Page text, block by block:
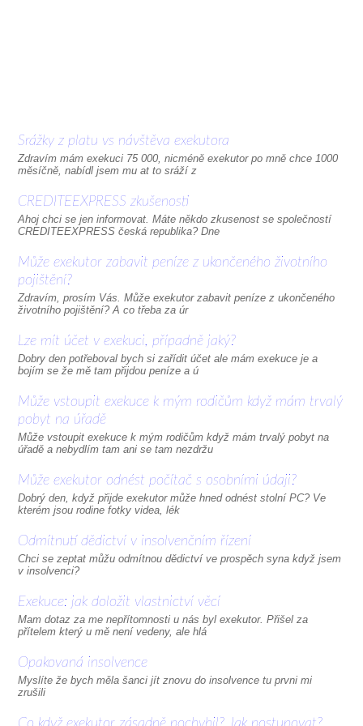
Srážky z platu vs návštěva exekutora
Zdravím mám exekuci 75 000, nicméně exekutor po mně chce 1000
měsíčně, nabídl jsem mu at to sráží z
CREDITEEXPRESS zkušenosti
Ahoj chci se jen informovat. Máte někdo zkusenost se společností
CREDITEEXPRESS česká republika? Dne
Může exekutor zabavit peníze z ukončeného životního
pojištění?
Zdravím, prosím Vás. Může exekutor zabavit peníze z ukončeného
životního pojištění? A co třeba za úr
Lze mít účet v exekuci, případně jaký?
Dobry den potřeboval bych si zařídit účet ale mám exekuce je a
bojím se že mě tam přijdou peníze a ú
Může vstoupit exekuce k mým rodičům když mám trvalý
pobyt na úřadě
Může vstoupit exekuce k mým rodičům když mám trvalý pobyt na
úřadě a nebydlím tam ani se tam nezdržu
Může exekutor odnést počítač s osobními údaji?
Dobrý den, když přijde exekutor může hned odnést stolní PC? Ve
kterém jsou rodine fotky videa, lék
Odmítnutí dědictví v insolvenčním řízení
Chci se zeptat můžu odmítnou dědictví ve prospěch syna když jsem
v insolvenci?
Exekuce: jak doložit vlastnictví věcí
Mam dotaz za me nepřítomnosti u nás byl exekutor. Přišel za
přítelem který u mě není vedeny, ale hlá
Opakovaná insolvence
Myslíte že bych měla šanci jít znovu do insolvence tu prvni mi
zrušili